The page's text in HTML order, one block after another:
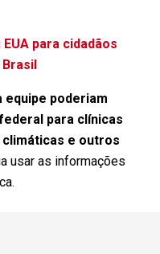
para cidadãos
Brasil
equipe poderiam
para clínicas
e outros
usar as informações